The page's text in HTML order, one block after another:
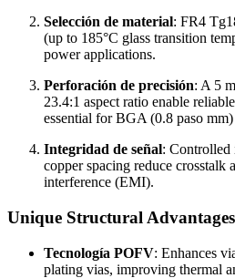
Selección de material: FR4
(up to 185°C glass transition
power applications.
Perforación de precisión: A 5
23.4:1 aspect ratio enable
essential for BGA (0.8 paso mm)
Integridad de señal: Controlled
copper spacing reduce crosstalk
interference (EMI).
Unique Structural Advantages
Tecnología POFV: Enhances
plating vias, improving thermal